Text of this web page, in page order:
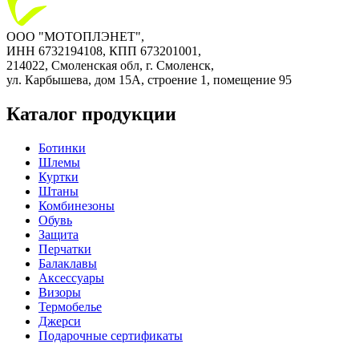
ООО "МОТОПЛЭНЕТ",
ИНН 6732194108, КПП 673201001,
214022, Смоленская обл, г. Смоленск,
ул. Карбышева, дом 15А, строение 1, помещение 95
Каталог продукции
Ботинки
Шлемы
Куртки
Штаны
Комбинезоны
Обувь
Защита
Перчатки
Балаклавы
Аксессуары
Визоры
Термобелье
Джерси
Подарочные сертификаты